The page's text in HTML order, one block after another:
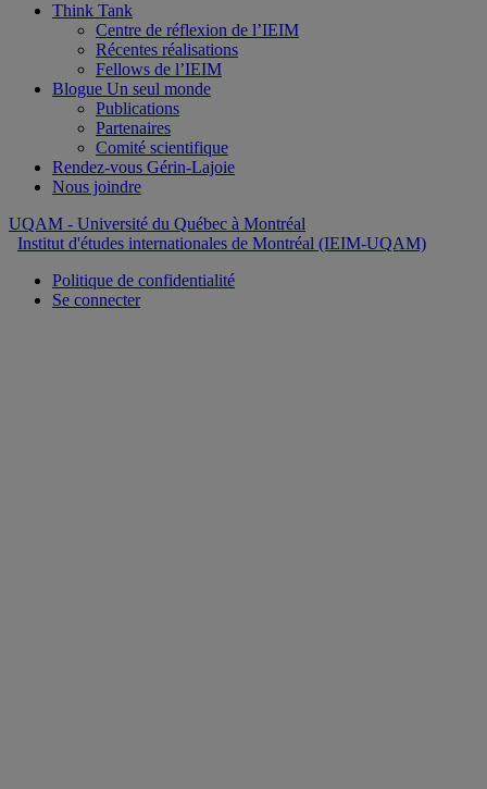
Think Tank
Centre de réflexion de l’IEIM
Récentes réalisations
Fellows de l’IEIM
Blogue Un seul monde
Publications
Partenaires
Comité scientifique
Rendez-vous Gérin-Lajoie
Nous joindre
UQAM - Université du Québec à Montréal
Institut d'études internationales de Montréal (IEIM-UQAM)
Politique de confidentialité
Se connecter